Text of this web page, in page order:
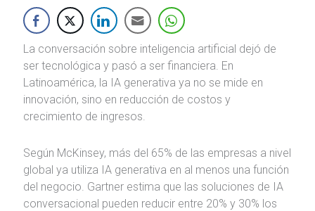
La conversación sobre inteligencia artificial dejó de
ser tecnológica y pasó a ser financiera. En
Latinoamérica, la IA generativa ya no se mide en
innovación, sino en reducción de costos y
crecimiento de ingresos.
Según McKinsey, más del 65% de las empresas a nivel
global ya utiliza IA generativa en al menos una función
del negocio. Gartner estima que las soluciones de IA
conversacional pueden reducir entre 20% y 30% los